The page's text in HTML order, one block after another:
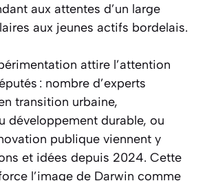
aux attentes d’un large
aux jeunes actifs bordelais.
attire l’attention
: nombre d’experts
transition urbaine,
développement durable, ou
publique viennent y
et idées depuis 2024. Cette
l’image de Darwin comme